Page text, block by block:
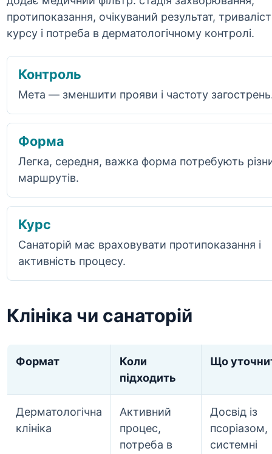
протипоказання, очікуваний результат,
курсу і потреба в дерматологічному контролі.
Контроль
Мета — зменшити прояви і частоту
Форма
Легка, середня, важка форма потребують
маршрутів.
Курс
Санаторій має враховувати протипоказання і
активність процесу.
Клініка чи санаторій
Формат
Коли
підходить
Що
Дерматологічна
клініка
Активний
процес,
потреба в
Досвід із
псоріазом,
системні